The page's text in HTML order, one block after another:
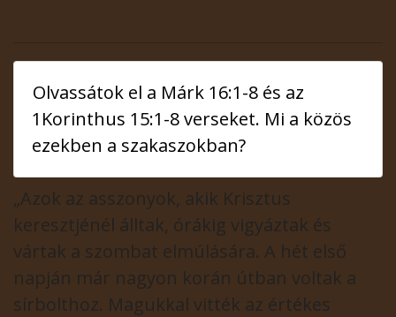
Olvassátok el a Márk 16:1-8 és az
1Korinthus 15:1-8 verseket. Mi a közös
ezekben a szakaszokban?
„Azok az asszonyok, akik Krisztus
keresztjénél álltak, órákig vigyáztak és
vártak a szombat elmúlására. A hét első
napján már nagyon korán útban voltak a
sírbolthoz. Magukkal vitték az értékes